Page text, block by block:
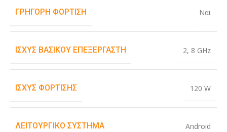
ΓΡΉΓΟΡΗ ΦΌΡΤΙΣΗ Ναι
ΙΣΧΎΣ ΒΑΣΙΚΟΎ ΕΠΕΞΕΡΓΑΣΤΉ 2, 8 GHz
ΙΣΧΎΣ ΦΌΡΤΙΣΗΣ 120 W
ΛΕΙΤΟΥΡΓΙΚΌ ΣΎΣΤΗΜΑ Android